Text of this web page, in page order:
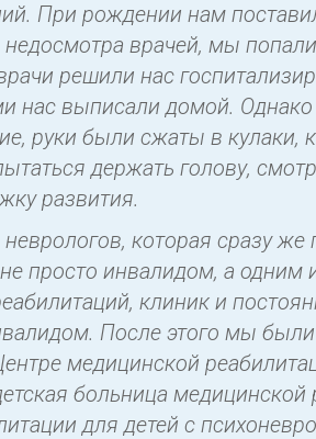
При рождении нам
врачей, мы
решили нас
нас выписали домой.
руки были сжаты в кулаки,
держать голову,
развития.
которая сразу же
просто инвалидом, а одним
клиник и
После этого мы были
медицинской
больница медицинской
для детей с